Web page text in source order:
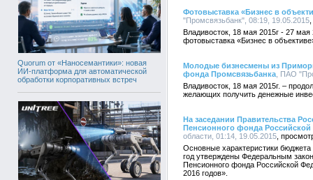
Quorum от «Наносемантики»: новая
ИИ-платформа для автоматической
обработки корпоративных встреч
Фотовыставка «Бизнес в
"Промсвязьбанк", 08:19, 19.05.2015
Владивосток, 18 мая 2015г - 27 мая
фотовыставка «Бизнес в
Молодые бизнесмены из
фонда Промсвязьбанка , ПАО
Владивосток, 18 мая 2015г. –
желающих получить денежные
На заседании Правительства
Пенсионного фонда Российской
области, 01:14, 19.05.2015
Основные характеристики
год утверждены Федеральным
Пенсионного фонда Российской
2016 годов».